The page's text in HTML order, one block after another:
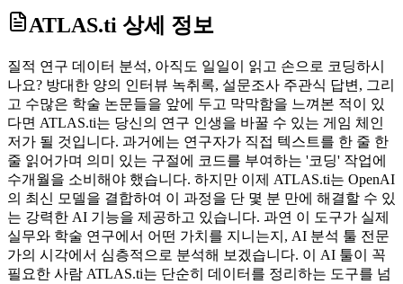
ATLAS.ti 상세 정보
질적 연구 데이터 분석, 아직도 일일이 읽고 손으로 코딩하시
나요? 방대한 양의 인터뷰 녹취록, 설문조사 주관식 답변, 그리
고 수많은 학술 논문들을 앞에 두고 막막함을 느껴본 적이 있
다면 ATLAS.ti는 당신의 연구 인생을 바꿀 수 있는 게임 체인
저가 될 것입니다. 과거에는 연구자가 직접 텍스트를 한 줄 한
줄 읽어가며 의미 있는 구절에 코드를 부여하는 '코딩' 작업에
수개월을 소비해야 했습니다. 하지만 이제 ATLAS.ti는 OpenAI
의 최신 모델을 결합하여 이 과정을 단 몇 분 만에 해결할 수 있
는 강력한 AI 기능을 제공하고 있습니다. 과연 이 도구가 실제
실무와 학술 연구에서 어떤 가치를 지니는지, AI 분석 툴 전문
가의 시각에서 심층적으로 분석해 보겠습니다. 이 AI 툴이 꼭
필요한 사람 ATLAS.ti는 단순히 데이터를 정리하는 도구를 넘